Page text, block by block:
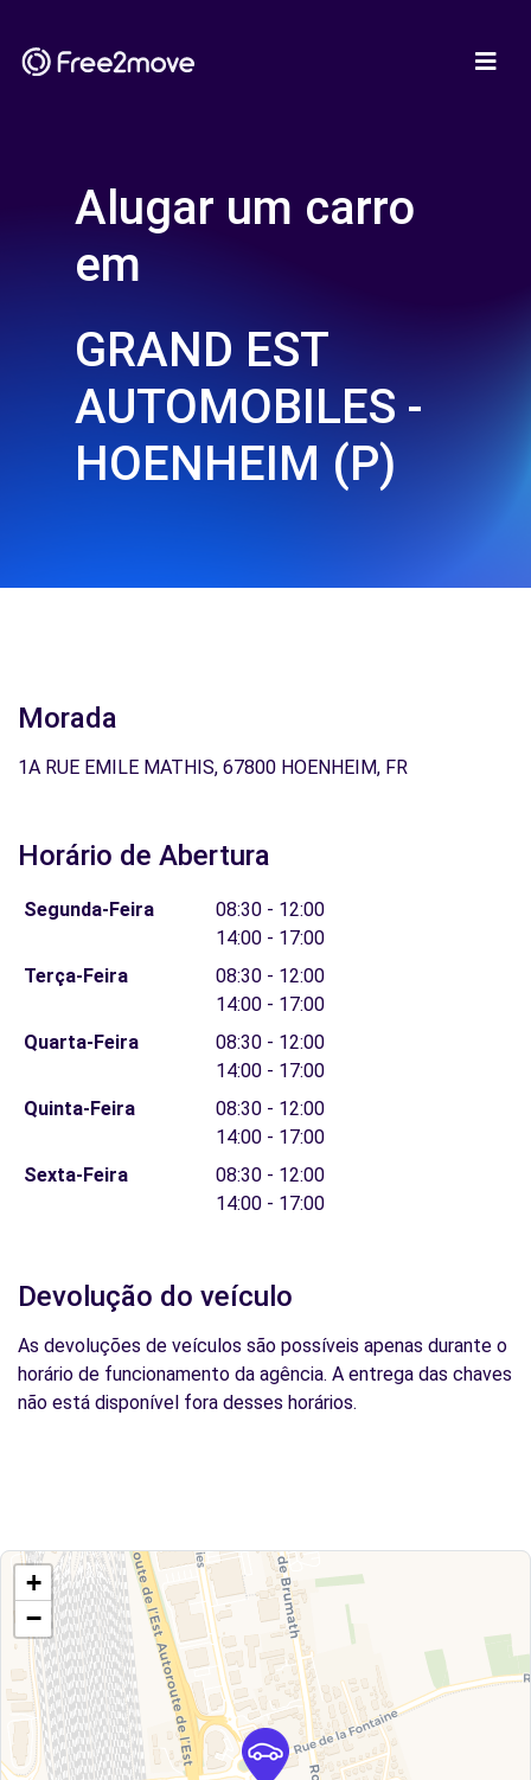
Alugar um carro
em
GRAND EST
AUTOMOBILES -
HOENHEIM (P)
Morada
1A RUE EMILE MATHIS, 67800 HOENHEIM, FR
Horário de Abertura
Segunda-Feira
08:30 - 12:00
14:00 - 17:00
Terça-Feira
08:30 - 12:00
14:00 - 17:00
Quarta-Feira
08:30 - 12:00
14:00 - 17:00
Quinta-Feira
08:30 - 12:00
14:00 - 17:00
Sexta-Feira
08:30 - 12:00
14:00 - 17:00
Devolução do veículo
As devoluções de veículos são possíveis apenas durante o
horário de funcionamento da agência. A entrega das chaves
não está disponível fora desses horários.
+
−